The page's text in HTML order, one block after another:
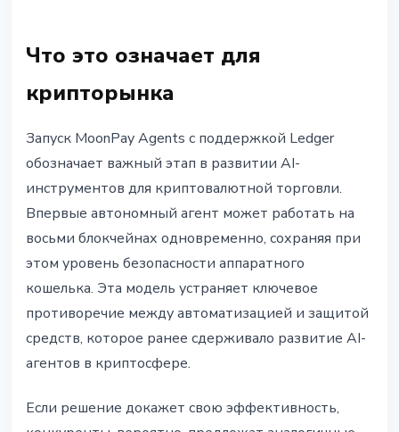
Что это означает для
крипторынка
Запуск MoonPay Agents с поддержкой Ledger
обозначает важный этап в развитии AI-
инструментов для криптовалютной торговли.
Впервые автономный агент может работать на
восьми блокчейнах одновременно, сохраняя при
этом уровень безопасности аппаратного
кошелька. Эта модель устраняет ключевое
противоречие между автоматизацией и защитой
средств, которое ранее сдерживало развитие AI-
агентов в криптосфере.
Если решение докажет свою эффективность,